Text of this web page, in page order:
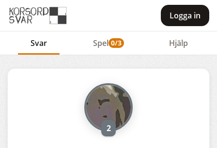
Logga in
Svar Spel 0/3 Hjälp
2